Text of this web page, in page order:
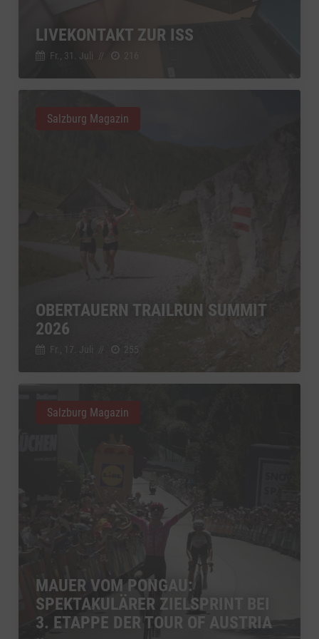
LIVEKONTAKT ZUR ISS
Fr., 31. Juli //
OBERTAUERN TRAILRUN SUMMIT
2026
Fr., 17. Juli // 255
Salzburg Magazin
MAUER VOM PONGAU:
SPEKTAKULÄRER ZIELSPRINT BEI
3. ETAPPE DER TOUR OF AUSTRIA
Salzburg Magazin